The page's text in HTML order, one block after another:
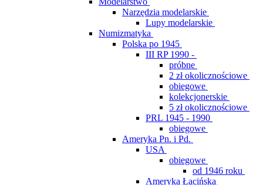
Narzędzia modelarskie
Lupy modelarskie
Numizmatyka
Polska po 1945
III RP 1990 -
próbne
2 zł okolicznościowe
obiegowe
kolekcjonerskie
5 zł okolicznościowe
PRL 1945 - 1990
obiegowe
Ameryka Pn. i Pd.
USA
obiegowe
od 1946 roku
Ameryka Łacińska